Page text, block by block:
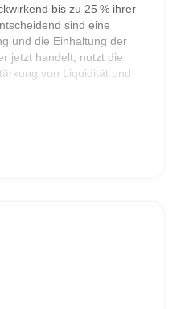
bis zu 25 % ihrer
sind eine
und die Einhaltung der
jetzt handelt, nutzt die
von Liquidität und